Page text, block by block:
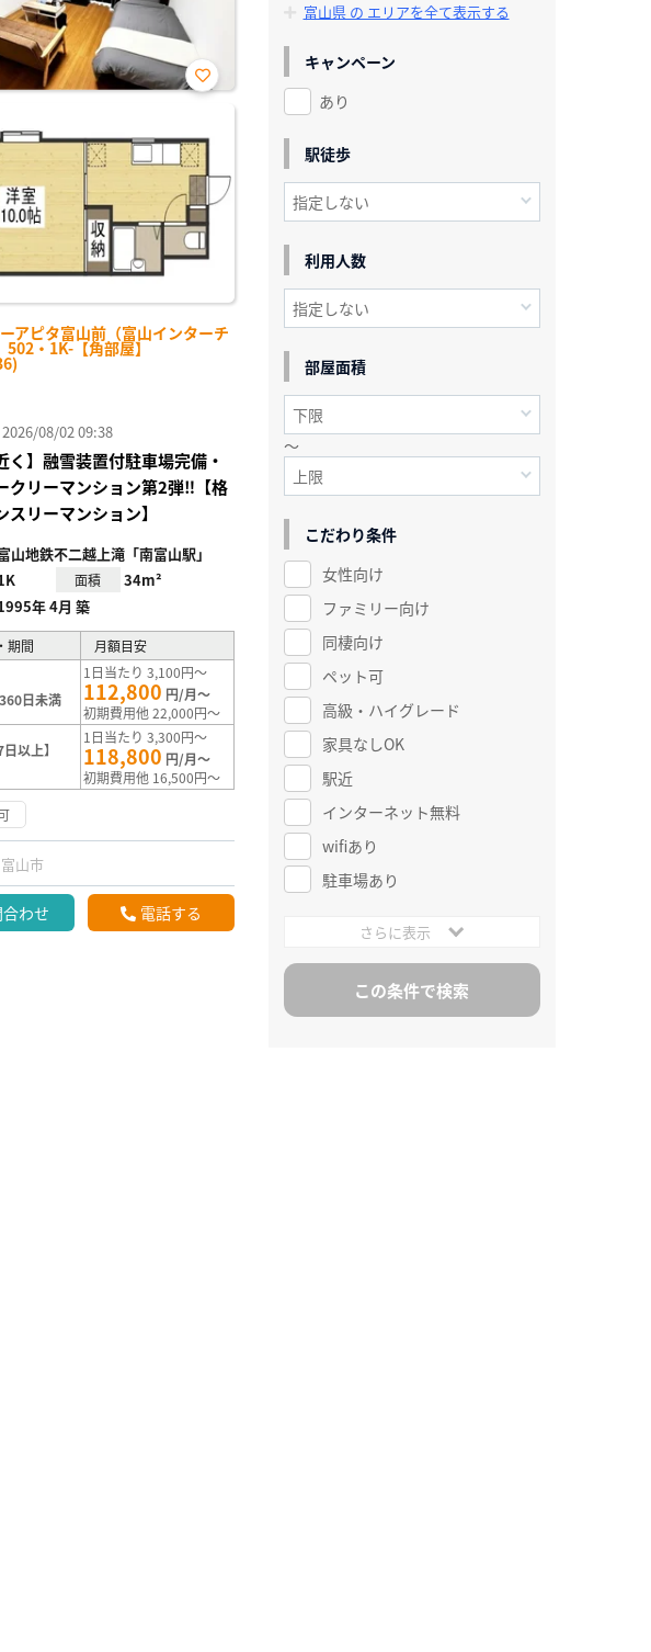
アピタ富山前（富山インターチ
502・1K-【角部屋】
お気
り登
録
08/02 09:38
く】融雪装置付駐車場完備・
クリーマンション第2弾‼【格
スリーマンション】
山地鉄不二越上滝「南富山駅」
面積 34m²
年 4月 築
期間 月額目安
日未満
1日当たり 3,100円～
112,800 円/月～
初期費用他 22,000円～
以上】
1日当たり 3,300円～
118,800 円/月～
初期費用他 16,500円～
富山市
わせ 電話する
富山県 の エリアを全て表示する
キャンペーン
あり
駅徒歩
利用人数
部屋面積
～
こだわり条件
女性向け
ファミリー向け
同棲向け
ペット可
高級・ハイグレード
家具なしOK
駅近
インターネット無料
wifiあり
駐車場あり
さらに表示